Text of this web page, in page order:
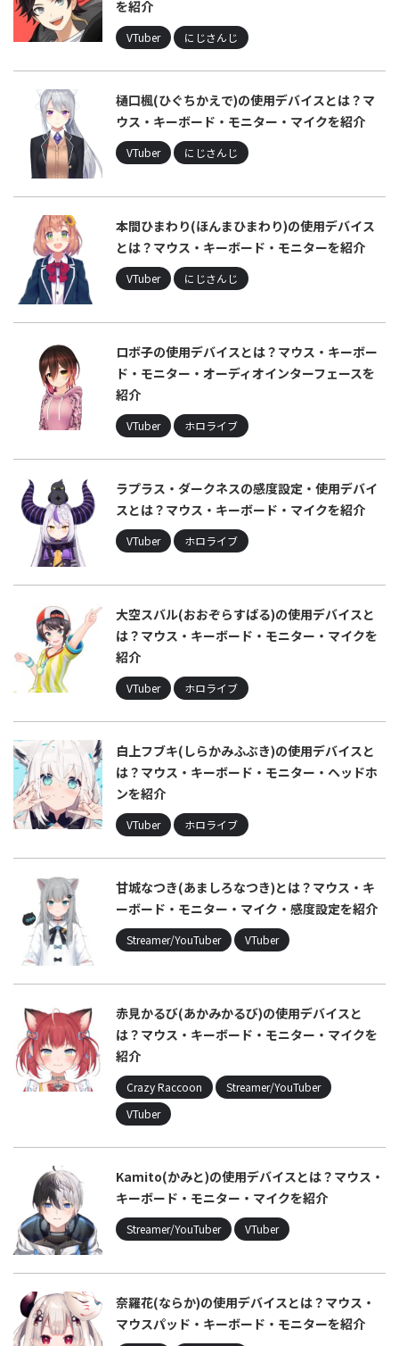
を紹介
VTuber にじさんじ
樋口楓(ひぐちかえで)の使用デバイスとは？マ
ウス・キーボード・モニター・マイクを紹介
VTuber にじさんじ
本間ひまわり(ほんまひまわり)の使用デバイス
とは？マウス・キーボード・モニターを紹介
VTuber にじさんじ
ロボ子の使用デバイスとは？マウス・キーボー
ド・モニター・オーディオインターフェースを
紹介
VTuber ホロライブ
ラプラス・ダークネスの感度設定・使用デバイ
スとは？マウス・キーボード・マイクを紹介
VTuber ホロライブ
大空スバル(おおぞらすばる)の使用デバイスと
は？マウス・キーボード・モニター・マイクを
紹介
VTuber ホロライブ
白上フブキ(しらかみふぶき)の使用デバイスと
は？マウス・キーボード・モニター・ヘッドホ
ンを紹介
VTuber ホロライブ
甘城なつき(あましろなつき)とは？マウス・キ
ーボード・モニター・マイク・感度設定を紹介
Streamer/YouTuber VTuber
赤見かるび(あかみかるび)の使用デバイスと
は？マウス・キーボード・モニター・マイクを
紹介
Crazy Raccoon
Streamer/YouTuber
VTuber
Kamito(かみと)の使用デバイスとは？マウス・
キーボード・モニター・マイクを紹介
Streamer/YouTuber VTuber
奈羅花(ならか)の使用デバイスとは？マウス・
マウスパッド・キーボード・モニターを紹介